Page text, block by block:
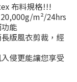
布料規格!!!
m²/24hrs
能
版風衣剪裁，經
侵更能讓您享受